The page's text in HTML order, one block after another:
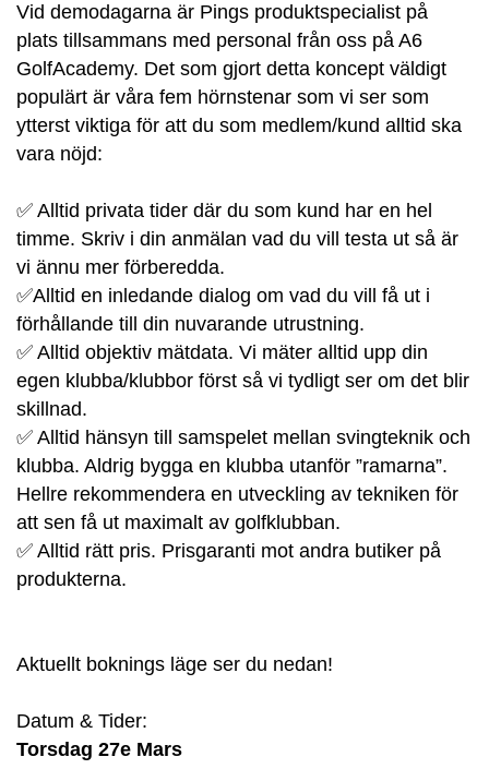
Vid demodagarna är Pings produktspecialist på
plats tillsammans med personal från oss på A6
GolfAcademy. Det som gjort detta koncept väldigt
populärt är våra fem hörnstenar som vi ser som
ytterst viktiga för att du som medlem/kund alltid ska
vara nöjd:
✅ Alltid privata tider där du som kund har en hel
timme. Skriv i din anmälan vad du vill testa ut så är
vi ännu mer förberedda.
✅Alltid en inledande dialog om vad du vill få ut i
förhållande till din nuvarande utrustning.
✅ Alltid objektiv mätdata. Vi mäter alltid upp din
egen klubba/klubbor först så vi tydligt ser om det blir
skillnad.
✅ Alltid hänsyn till samspelet mellan svingteknik och
klubba. Aldrig bygga en klubba utanför ”ramarna”.
Hellre rekommendera en utveckling av tekniken för
att sen få ut maximalt av golfklubban.
✅ Alltid rätt pris. Prisgaranti mot andra butiker på
produkterna.
Aktuellt boknings läge ser du nedan!
Datum & Tider:
Torsdag 27e Mars